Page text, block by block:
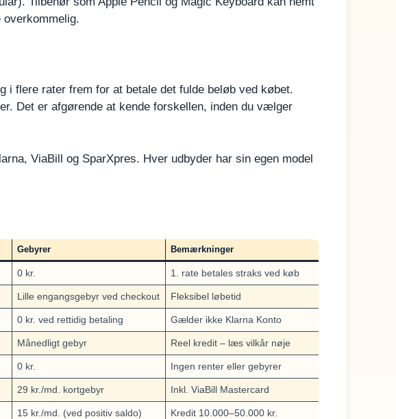
i flere rater frem for at betale det fulde beløb ved købet.
Det er afgørende at kende forskellen, inden du vælger
ViaBill og SparXpres. Hver udbyder har sin egen model
Gebyrer Bemærkninger
0 kr. 1. rate betales straks ved køb
Lille engangsgebyr ved checkout Fleksibel løbetid
0 kr. ved rettidig betaling Gælder ikke Klarna Konto
Månedligt gebyr Reel kredit – læs vilkår nøje
0 kr. Ingen renter eller gebyrer
29 kr./md. kortgebyr Inkl. ViaBill Mastercard
15 kr./md. (ved positiv saldo) Kredit 10.000–50.000 kr.